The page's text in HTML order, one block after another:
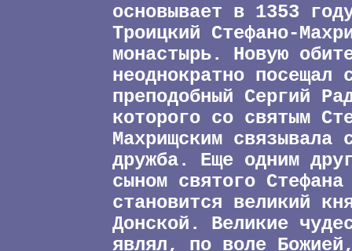
основывает в 1353
Троицкий Стефано-
монастырь. Новую
неоднократно посещал
преподобный Сергий
которого со святым
Махрищским связывала
дружба. Еще одним
сыном святого Стефана
становится великий
Донской. Великие
являл, по воле